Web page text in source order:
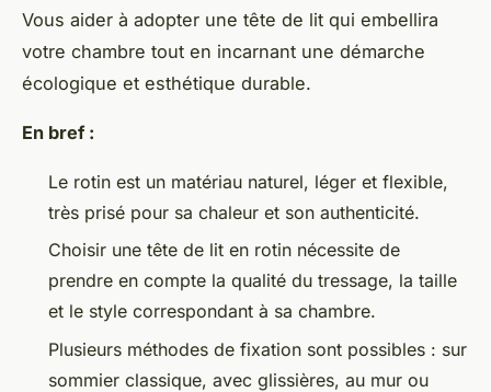
Vous aider à adopter une tête de lit qui embellira
votre chambre tout en incarnant une démarche
écologique et esthétique durable.
En bref :
Le rotin est un matériau naturel, léger et flexible,
très prisé pour sa chaleur et son authenticité.
Choisir une tête de lit en rotin nécessite de
prendre en compte la qualité du tressage, la taille
et le style correspondant à sa chambre.
Plusieurs méthodes de fixation sont possibles : sur
sommier classique, avec glissières, au mur ou